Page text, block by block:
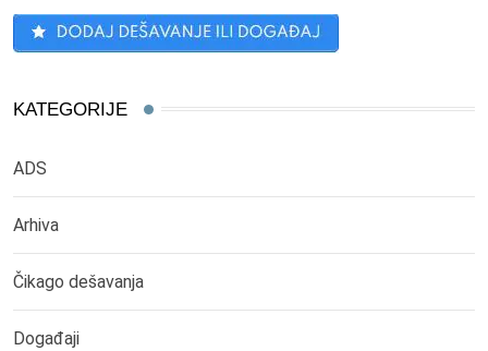
KATEGORIJE
ADS
Arhiva
Čikago dešavanja
Događaji